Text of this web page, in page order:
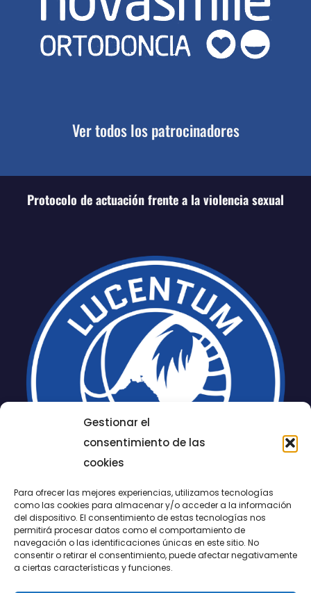
Gestionar el
consentimiento de las
cookies
Para ofrecer las mejores experiencias, utilizamos tecnologías
como las cookies para almacenar y/o acceder a la información
del dispositivo. El consentimiento de estas tecnologías nos
permitirá procesar datos como el comportamiento de
navegación o las identificaciones únicas en este sitio. No
consentir o retirar el consentimiento, puede afectar negativamente
a ciertas características y funciones.
Ver todos los patrocinadores
Protocolo de actuación frente a la violencia sexual
LUCENTUM
ALICANTE